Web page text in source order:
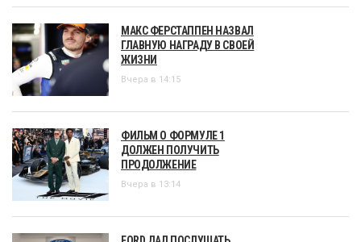
МАКС ФЕРСТАППЕН НАЗВАЛ
ГЛАВНУЮ НАГРАДУ В СВОЕЙ
ЖИЗНИ
Вчера в 14:15
ФИЛЬМ О ФОРМУЛЕ 1
ДОЛЖЕН ПОЛУЧИТЬ
ПРОДОЛЖЕНИЕ
Вчера в 13:14